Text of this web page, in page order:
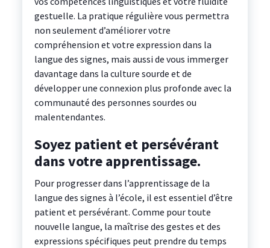
gestuelle. La pratique régulière vous permettra
non seulement d’améliorer votre
compréhension et votre expression dans la
langue des signes, mais aussi de vous immerger
davantage dans la culture sourde et de
développer une connexion plus profonde avec la
communauté des personnes sourdes ou
malentendantes.
Soyez patient et persévérant
dans votre apprentissage.
Pour progresser dans l’apprentissage de la
langue des signes à l’école, il est essentiel d’être
patient et persévérant. Comme pour toute
nouvelle langue, la maîtrise des gestes et des
expressions spécifiques peut prendre du temps